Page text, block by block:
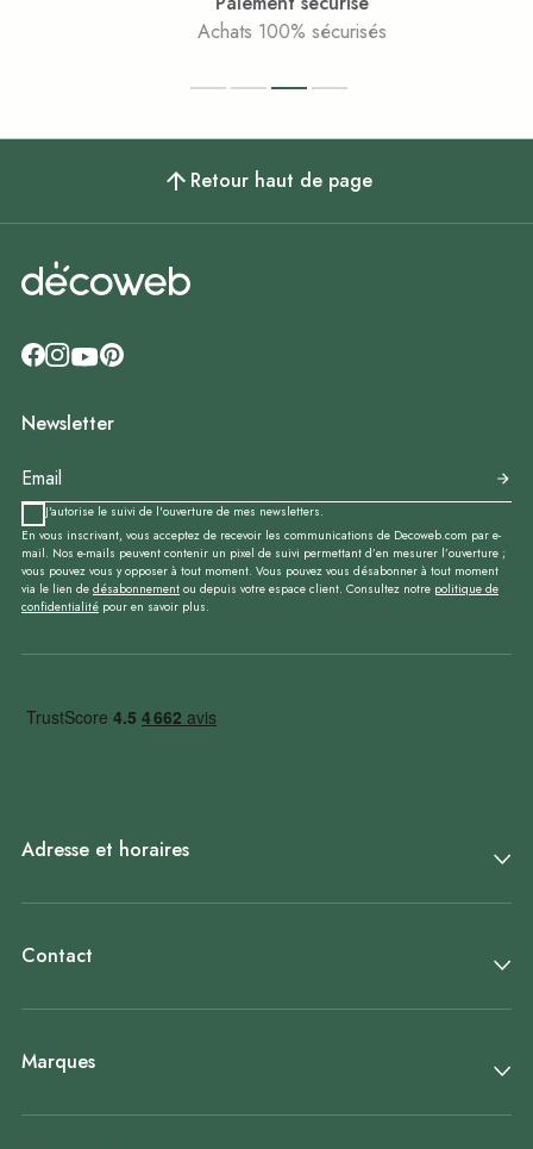
Achats 100% sécurisés
Retour haut de page
Newsletter
J'autorise le suivi de l'ouverture de mes newsletters.
En vous inscrivant, vous acceptez de recevoir les communications de Decoweb.com par e-
mail. Nos e-mails peuvent contenir un pixel de suivi permettant d’en mesurer l’ouverture ;
vous pouvez vous y opposer à tout moment. Vous pouvez vous désabonner à tout moment
via le lien de désabonnement ou depuis votre espace client. Consultez notre politique de
confidentialité pour en savoir plus.
Adresse et horaires
Contact
Marques